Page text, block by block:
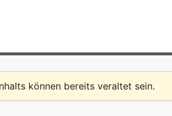
können bereits veraltet sein.